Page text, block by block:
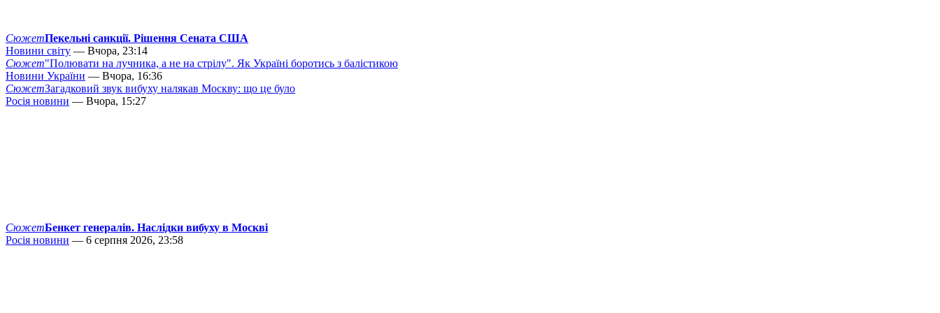
СюжетПекельні санкції. Рішення Сената США
Новини світу — Вчора, 23:14
Сюжет"Полювати на лучника, а не на стрілу". Як Україні боротись з балістикою
Новини України — Вчора, 16:36
СюжетЗагадковий звук вибуху налякав Москву: що це було
Росія новини — Вчора, 15:27
СюжетБенкет генералів. Наслідки вибуху в Москві
Росія новини — 6 серпня 2026, 23:58